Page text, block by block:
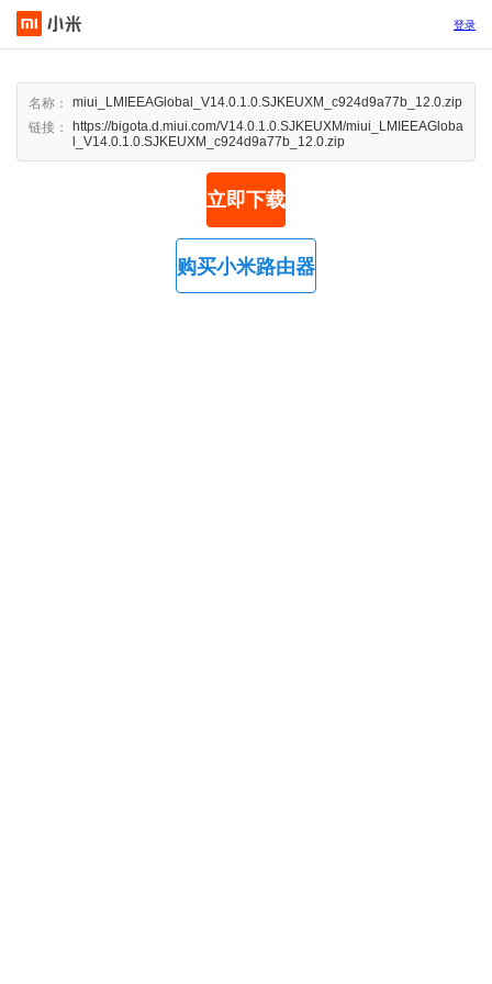
登录
名称：
miui_LMIEEAGlobal_V14.0.1.0.SJKEUXM_c924d9a77b_12.0.zip
链接：
https://bigota.d.miui.com/V14.0.1.0.SJKEUXM/miui_LMIEEAGloba
l_V14.0.1.0.SJKEUXM_c924d9a77b_12.0.zip
立即下载
购买小米路由器